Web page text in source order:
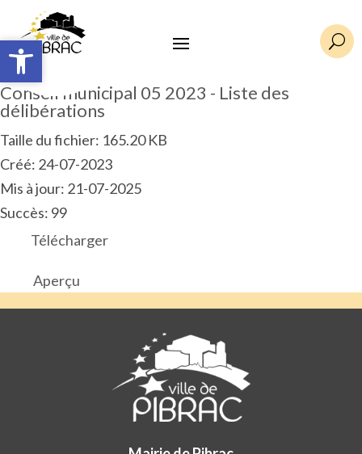
Ouvrir la barre d’outils U
Conseil municipal 05 2023 - Liste des
délibérations
Taille du fichier: 165.20 KB
Créé: 24-07-2023
Mis à jour: 21-07-2025
Succès: 99
Télécharger
Aperçu
Ouvrir la barre d’outils